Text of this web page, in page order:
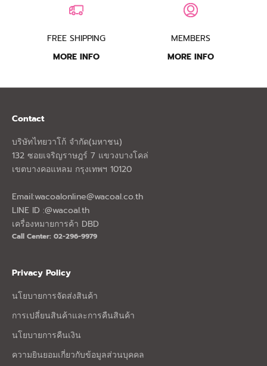
FREE SHIPPING
MORE INFO
MEMBERS
MORE INFO
Contact
บริษัทไทยวาโก้ จำกัด(มหาชน)
132 ซอยเจริญราษฎร์ 7 แขวงบางโคล่
เขตบางคอแหลม กรุงเทพฯ 10120
Email:wacoalonline@wacoal.co.th
LINE ID :@wacoal.th
เครื่องหมายการค้า DBD
Call Center: 02-296-9979
Privacy Policy
นโยบายการจัดส่งสินค้า
การเปลี่ยนสินค้าและการคืนสินค้า
นโยบายการคืนเงิน
ความยินยอมเกี่ยวกับข้อมูลส่วนบุคคล